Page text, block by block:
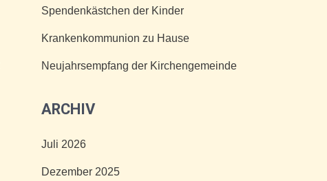
Spendenkästchen der Kinder
Krankenkommunion zu Hause
Neujahrsempfang der Kirchengemeinde
ARCHIV
Juli 2026
Dezember 2025